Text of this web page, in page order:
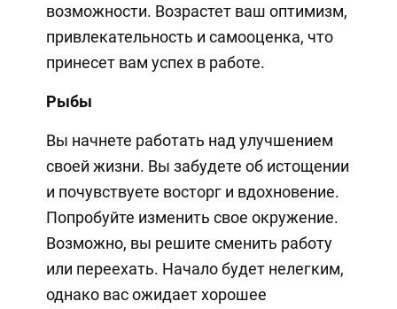
возможности. Возрастет ваш оптимизм,
привлекательность и самооценка, что
принесет вам успех в работе.
Рыбы
Вы начнете работать над улучшением
своей жизни. Вы забудете об истощении
и почувствуете восторг и вдохновение.
Попробуйте изменить свое окружение.
Возможно, вы решите сменить работу
или переехать. Начало будет нелегким,
однако вас ожидает хорошее